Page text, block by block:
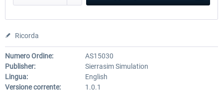
Ricorda
Numero Ordine:
AS15030
Publisher:
Sierrasim Simulation
Lingua:
English
Versione corrente:
1.0.1